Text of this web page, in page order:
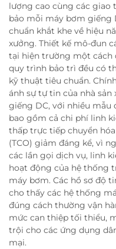
lượng cao cùng các
bảo mỗi máy bơm giếng
chuẩn khắt khe về hiệu
xưởng. Thiết kế mô-đun
tại hiện trường một cách
quy trình bảo trì đều có
kỹ thuật tiêu chuẩn.
ánh sự tự tin của nhà
giếng DC, với nhiều mẫu
bao gồm cả chi phí linh
thấp trực tiếp chuyển
(TCO) giảm đáng kể, vì
các lần gọi dịch vụ, linh
hoạt động của hệ thống
máy bơm. Các hồ sơ độ
cho thấy các hệ thống
đúng cách thường vận
mức can thiệp tối thiểu,
trội cho các ứng dụng
mại.